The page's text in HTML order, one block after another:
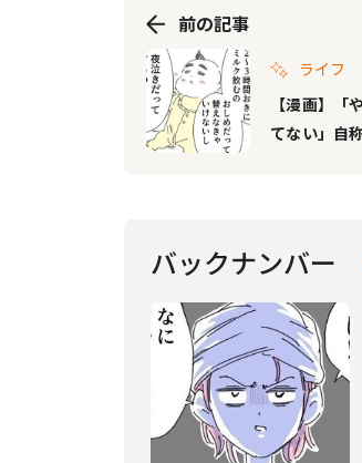
前の記事
ライフ
【漫画】「
てない」自
バックナンバー